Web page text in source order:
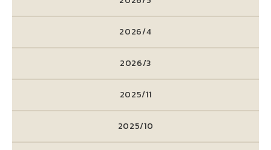
2026/4
2026/3
2025/11
2025/10